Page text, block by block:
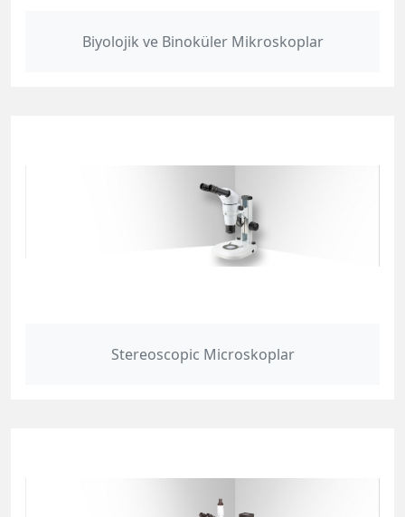
Biyolojik ve Binoküler Mikroskoplar
Stereoscopic Microskoplar